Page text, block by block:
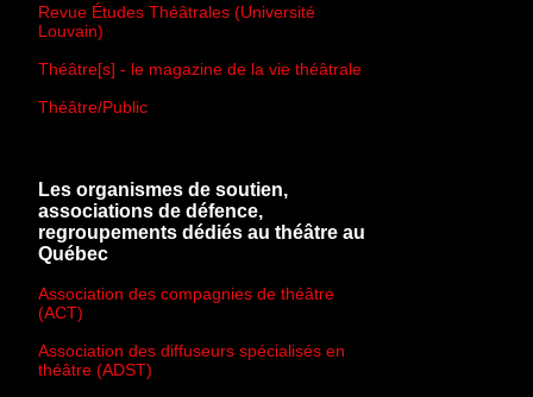
Revue Études Théâtrales (Université
Louvain)
Théâtre[s] - le magazine de la vie théâtrale
Théâtre/Public
Les organismes de soutien,
associations de défence,
regroupements dédiés au théâtre au
Québec
Association des compagnies de théâtre
(ACT)
Association des diffuseurs spécialisés en
théâtre (ADST)